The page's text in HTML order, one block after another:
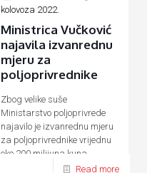
kolovoza 2022.
Ministrica Vučković
najavila izvanrednu
mjeru za
poljoprivrednike
Zbog velike suše
Ministarstvo poljoprivrede
najavilo je izvanrednu mjeru
za poljoprivrednike vrijednu
oko 200 milijuna kuna
Read more